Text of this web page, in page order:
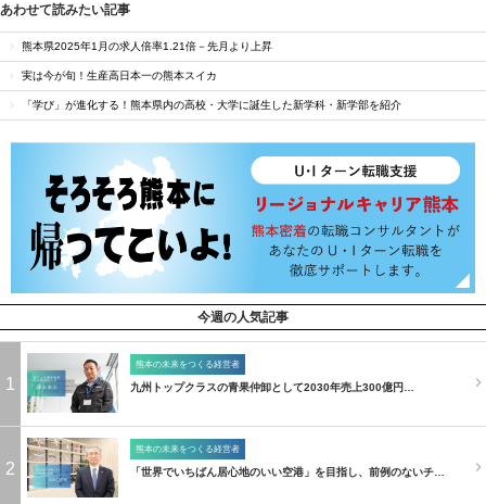
あわせて読みたい記事
熊本県2025年1月の求人倍率1.21倍－先月より上昇
実は今が旬！生産高日本一の熊本スイカ
「学び」が進化する！熊本県内の高校・大学に誕生した新学科・新学部を紹介
今週の人気記事
1
熊本の未来をつくる経営者
九州トップクラスの青果仲卸として2030年売上300億円…
2
熊本の未来をつくる経営者
「世界でいちばん居心地のいい空港」を目指し、前例のないチ…